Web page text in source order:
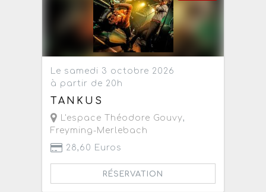
Le samedi 3 octobre 2026
à partir de 20h
TANKUS
L'espace Théodore Gouvy,
Freyming-Merlebach
28,60 Euros
RÉSERVATION